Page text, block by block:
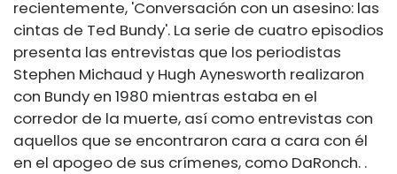
recientemente, 'Conversación con un asesino: las
cintas de Ted Bundy'. La serie de cuatro episodios
presenta las entrevistas que los periodistas
Stephen Michaud y Hugh Aynesworth realizaron
con Bundy en 1980 mientras estaba en el
corredor de la muerte, así como entrevistas con
aquellos que se encontraron cara a cara con él
en el apogeo de sus crímenes, como DaRonch. .